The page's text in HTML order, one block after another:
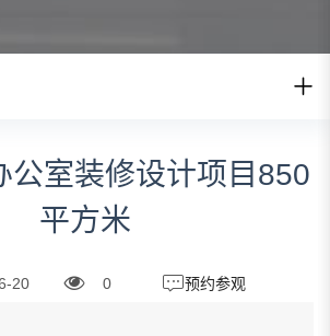
公室装修设计项目850
平方米
20 0 预约参观